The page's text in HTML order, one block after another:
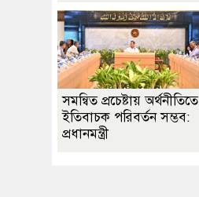
সমন্বিত প্রচেষ্টায় অর্থনীতিতে
ইতিবাচক পরিবর্তন সম্ভব:
প্রধানমন্ত্রী